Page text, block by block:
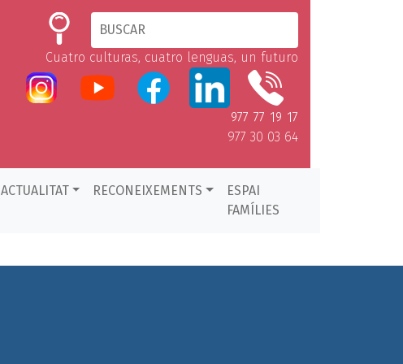
Cuatro culturas, cuatro lenguas, un futuro
977 77 19 17
977 30 03 64
ACTUALITAT RECONEIXEMENTS
ESPAI
FAMÍLIES